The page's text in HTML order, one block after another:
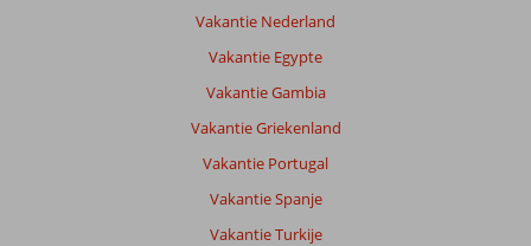
Vakantie Nederland
Vakantie Egypte
Vakantie Gambia
Vakantie Griekenland
Vakantie Portugal
Vakantie Spanje
Vakantie Turkije